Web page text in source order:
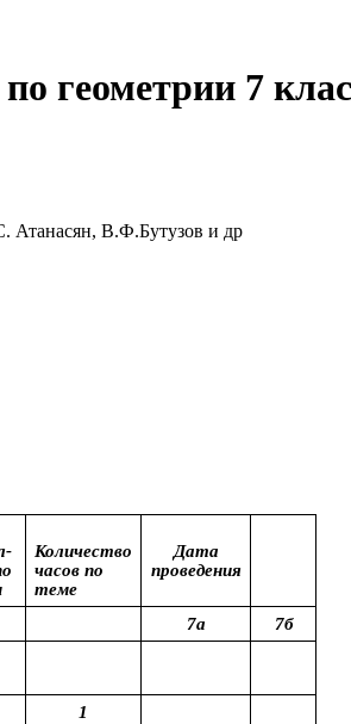
геометрии 7
Атанасян, В.Ф.Бутузов и др
Количество
часов по
теме
Дата
проведения
7а
7б
1